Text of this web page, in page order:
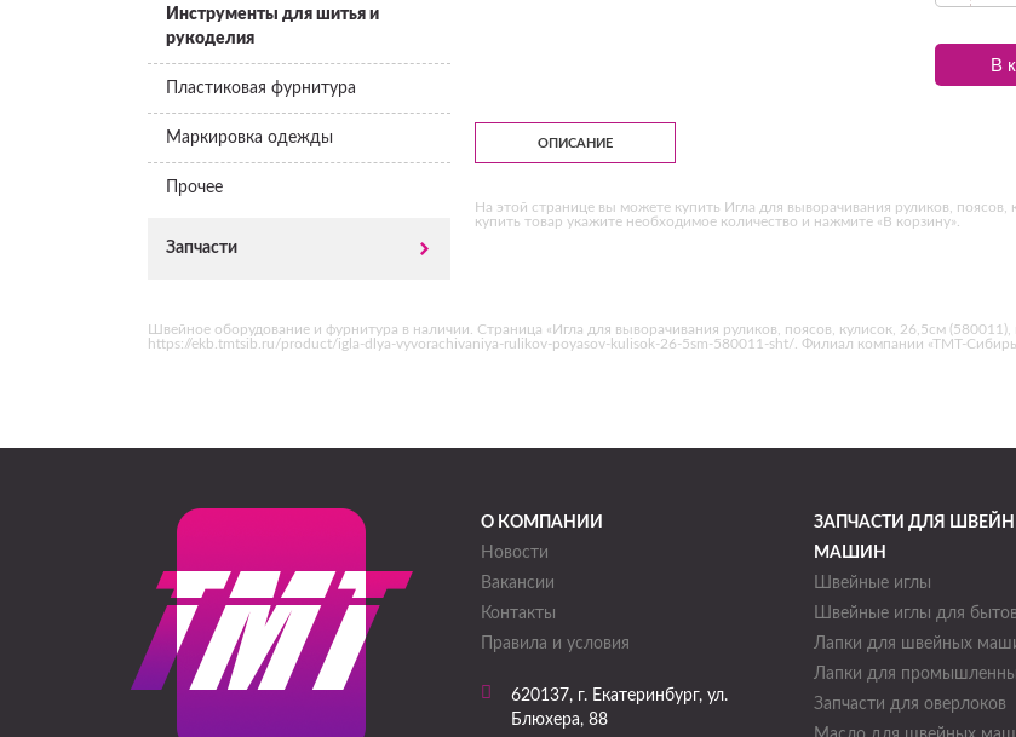
Инструменты для шитья и
рукоделия
Пластиковая фурнитура
Маркировка одежды
Прочее
Запчасти
В
ОПИСАНИЕ
На этой странице вы можете купить Игла для выворачивания руликов,
купить товар укажите необходимое количество и нажмите «В корзину».
Швейное оборудование и фурнитура в наличии. Страница «Игла для выворачивания руликов, поясов, кулисок, 26,5см
https://ekb.tmtsib.ru/product/igla-dlya-vyvorachivaniya-rulikov-poyasov-kulisok-26-5sm-580011-sht/. Филиал компании «ТМТ-
О КОМПАНИИ
Новости
Вакансии
Контакты
Правила и условия
620137, г. Екатеринбург, ул.
Блюхера, 88
ЗАПЧАСТИ ДЛЯ
МАШИН
Швейные иглы
Швейные иглы для
Лапки для швейных
Лапки для
Запчасти для оверлоков